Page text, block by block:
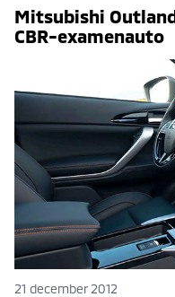
Mitsubishi
CBR-examenauto
21 december 2012